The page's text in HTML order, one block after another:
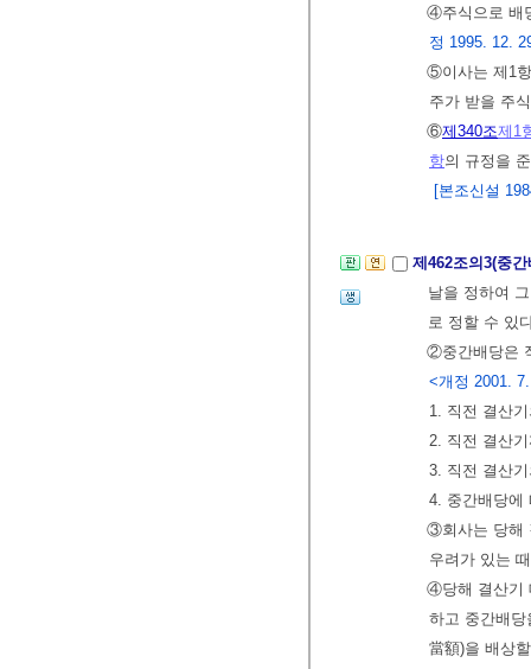
④주식으로 배
정 1995. 12.
⑤이사는 제1
주가 받을 주
⑥제340조제1
항의 규정을
[본조신설
제462조의3(중
날을 정하여
로 정할 수 있
②중간배당은
<개정 2001.
1. 직전 결산
2. 직전 결산
3. 직전 결산
4. 중간배당에
③회사는 당해
우려가 있는
④당해 결산기
하고 중간배
當額)을 배상